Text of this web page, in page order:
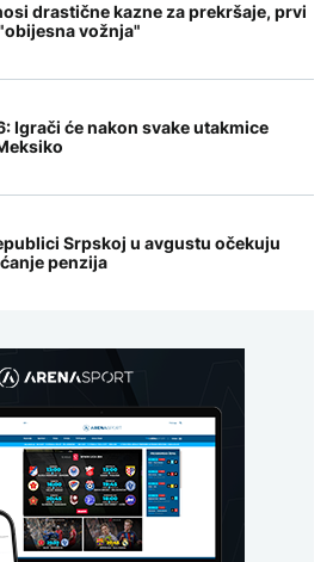
drastične kazne za prekršaje, prvi
vožnja"
Igrači će nakon svake utakmice
Srpskoj u avgustu očekuju
penzija